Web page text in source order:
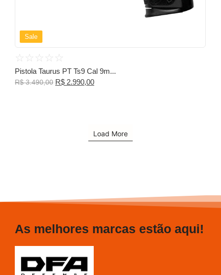
Sale
☆ ☆ ☆ ☆ ☆
Pistola Taurus PT Ts9 Cal 9m...
R$3.490,00 R$ 2.990,00
Load More
As melhores marcas estão aqui!